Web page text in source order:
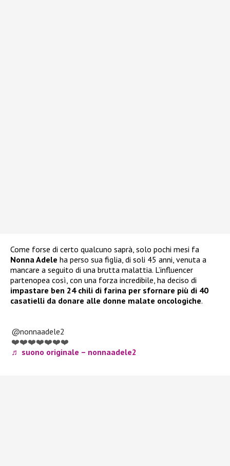
Come forse di certo qualcuno saprà, solo pochi mesi fa
Nonna Adele ha perso sua figlia, di soli 45 anni, venuta a
mancare a seguito di una brutta malattia. L’influencer
partenopea così, con una forza incredibile, ha deciso di
impastare ben 24 chili di farina per sfornare più di 40
casatielli da donare alle donne malate oncologiche.
@nonnaadele2
❤️❤️❤️❤️❤️❤️❤️
♬ suono originale – nonnaadele2